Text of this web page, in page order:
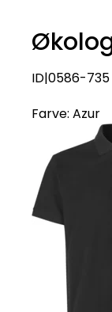
ID|0586-735
Farve: Azur